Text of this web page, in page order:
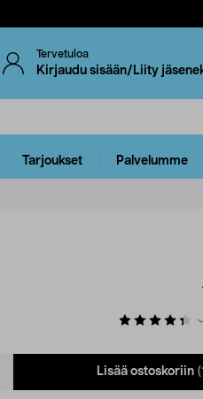
Tervetuloa
Kirjaudu sisään/Liity
Tarjoukset Palvelumme
Lisää ostoskoriin